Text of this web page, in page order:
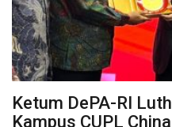
Ketum DePA-RI
Kampus CUPL